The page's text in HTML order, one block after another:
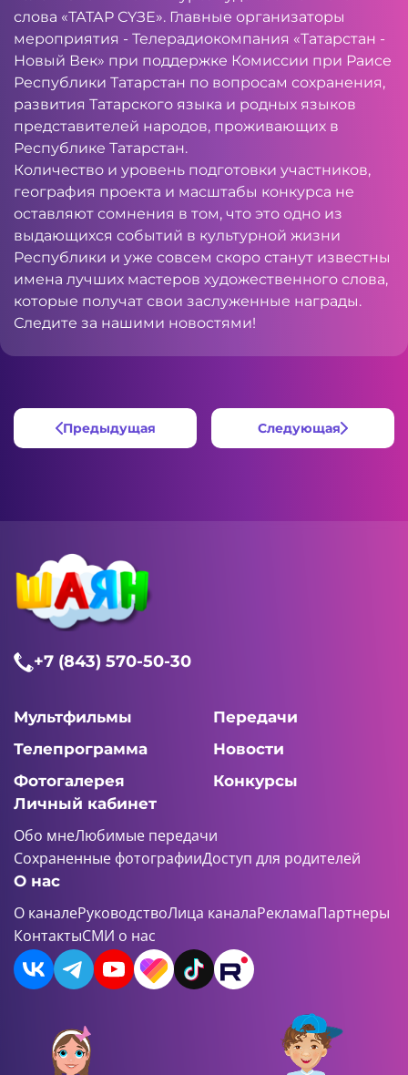
слова «ТАТАР СҮЗЕ». Главные организаторы
мероприятия - Телерадиокомпания «Татарстан -
Новый Век» при поддержке Комиссии при Раисе
Республики Татарстан по вопросам сохранения,
развития Татарского языка и родных языков
представителей народов, проживающих в
Республике Татарстан.
Количество и уровень подготовки участников,
география проекта и масштабы конкурса не
оставляют сомнения в том, что это одно из
выдающихся событий в культурной жизни
Республики и уже совсем скоро станут известны
имена лучших мастеров художественного слова,
которые получат свои заслуженные награды.
Следите за нашими новостями!
Предыдущая Следующая
+7 (843) 570-50-30
Мультфильмы
Передачи
Телепрограмма
Новости
Фотогалерея
Конкурсы
Личный кабинет
Обо мнеЛюбимые передачи
Сохраненные фотографииДоступ для родителей
О нас
О каналеРуководствоЛица каналаРекламаПартнеры
КонтактыСМИ о нас